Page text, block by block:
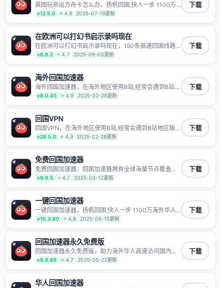
英国玩命运方舟卡怎么办，扬帆回国,快人一步 1100万
海外华人都在用的音乐视频回国加速器 Android iOS
Windows Mac TV VIP 支持多种加速场景 了解更多 看
视频、爱奇艺、哔哩哔哩和优酷视频,在国外也能畅快追
剧!
v12.5.0 ⭐ 4.8 2025-07-19更新
下载
在欧洲可以打幻书启示录吗现在
在欧洲可以打幻书启示录吗现在，150条高速回国线路
自有高速中转节点 无需注册 一键连接 提供高速线路 应
用内直达视频音乐app,快人一步 应用模式 App互不干扰
保数据不泄露 阻止第三方对数据进行窃取和监听
v6.8.2 ⭐ 4.7 2025-09-03更新
下载
海外回国加速器
海外回国加速器，在海外地区使用B站,经常会遇到B站地
区版权限制/网络IP屏蔽,缓冲卡顿等问题,使用我们的哔
哩哔哩专用回国VPN,可加速解决各类网络问题,一键网络
7*24小时服务。
v8.0.45 ⭐ 4.9 2025-02-28更新
下载
回国VPN
回国VPN，在海外地区使用B站,经常会遇到B站地区版权
限制/网络IP屏蔽,缓冲卡顿等问题,使用我们的哔哩哔哩
专用回国VPN,可加速解决各类网络问题,一键网络回国,
时服务。
v28.5.0 ⭐ 4.9 2025-02-28更新
下载
免费回国加速器
免费回国加速器，回国加速器拥有全球海量节点覆盖，
运营商专线不卡顿超稳定，专为海外华人和留学生打
造，帮助海外华人免除地域限制，随时高速稳定低延迟
v9.9.5 ⭐ 4.7 2025-03-12更新
下载
一键回国加速器
一键回国加速器，扬帆回国,快人一步 1100万海外华人
都在用的音乐视频回国加速器 Android iOS Windows
Mac TV VIP 支持多种加速场景 了解更多 看视频 全球高
艺、哔哩哔哩和优酷视频,在国外也能畅快追剧!
v10.3.80 ⭐ 4.8 2025-04-15更新
下载
回国加速器永久免费版
回国加速器永久免费版，助力海外华人高速访问国内网
络，快速开启国内各直播平台,解决国内视频、音乐卡顿
问题；更能加速海量国服游戏，超低延迟稳定不掉线,畅
v8.9.88 ⭐ 4.7 2025-05-22更新
下载
华人回国加速器